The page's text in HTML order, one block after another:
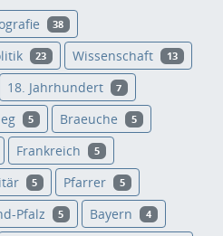
38
23 Wissenschaft 13
18. Jahrhundert 7
5 Braeuche 5
Frankreich 5
5 Pfarrer 5
Pfalz 5 Bayern 4